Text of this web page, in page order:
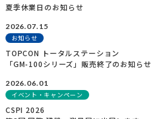
夏季休業日のお知らせ
2026.07.15
お知らせ
TOPCON トータルステーション
「GM-100シリーズ」販売終了のお知らせ
2026.06.01
イベント・キャンペーン
CSPI 2026